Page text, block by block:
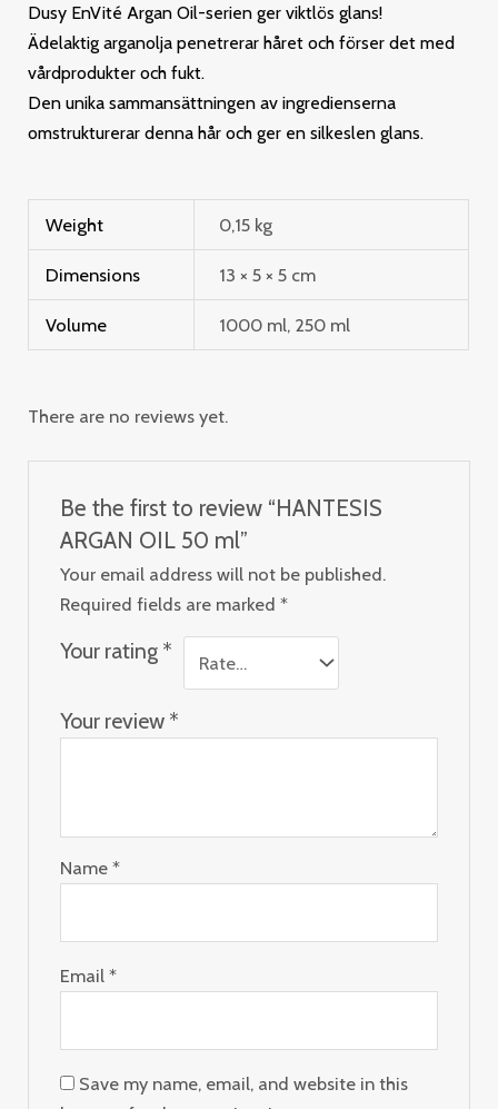
Dusy EnVité Argan Oil-serien ger viktlös glans!
Ädelaktig arganolja penetrerar håret och förser det med
vårdprodukter och fukt.
Den unika sammansättningen av ingredienserna
omstrukturerar dennahår och ger en silkeslen glans.
Weight 0,15 kg
Dimensions 13 × 5 × 5 cm
Volume 1000 ml, 250 ml
There are no reviews yet.
Be the first to review “HANTESIS
ARGAN OIL 50 ml”
Your email address will not be published.
Required fields are marked *
Your rating *
Your review *
Name *
Email *
Save my name, email, and website in this